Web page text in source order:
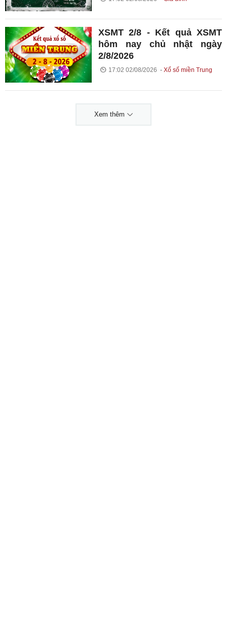
XSMT 2/8 - Kết quả XSMT
hôm nay chủ nhật ngày
2/8/2026
17:02 02/08/2026 Xổ số miền Trung
Xem thêm